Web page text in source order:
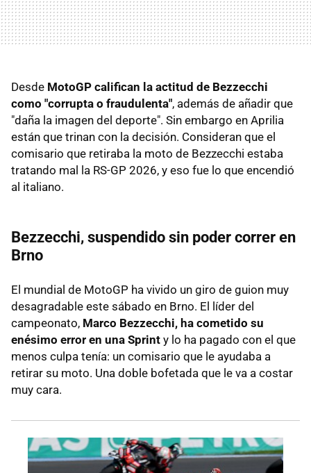
Desde MotoGP califican la actitud de Bezzecchi
como "corrupta o fraudulenta", además de añadir que
"daña la imagen del deporte". Sin embargo en Aprilia
están que trinan con la decisión. Consideran que el
comisario que retiraba la moto de Bezzecchi estaba
tratando mal la RS-GP 2026, y eso fue lo que encendió
al italiano.
Bezzecchi, suspendido sin poder correr en
Brno
El mundial de MotoGP ha vivido un giro de guion muy
desagradable este sábado en Brno. El líder del
campeonato, Marco Bezzecchi, ha cometido su
enésimo error en una Sprint y lo ha pagado con el que
menos culpa tenía: un comisario que le ayudaba a
retirar su moto. Una doble bofetada que le va a costar
muy cara.